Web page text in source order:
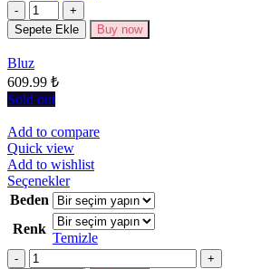
varyasyonu
var.
Miktar
Sepete Ekle Buy now
Bluz
609.99 ₺
Sold out
Add to compare
Quick view
Add to wishlist
SeçeneklerBu
ürünün
birden
fazla
varyasyonu
Beden
Renk
Temizle
Miktar